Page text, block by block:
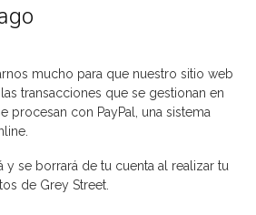
mucho para que nuestro sitio web
transacciones que se gestionan en
procesan con PayPal, una sistema
y se borrará de tu cuenta al realizar tu
de Grey Street.